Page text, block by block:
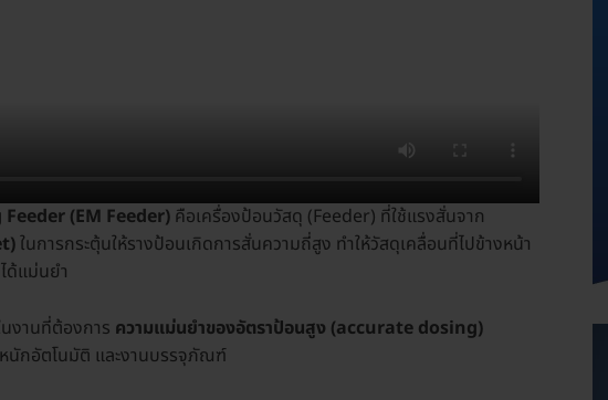
(EM Feeder) คือเครื่องป้อนวัสดุ (Feeder) ที่ใช้แรงสั่นจาก
ในการกระตุ้นให้รางป้อนเกิดการสั่นความถี่สูง ทำให้วัสดุเคลื่อนที่ไปข้างหน้า
ด้แม่นยำ
งานที่ต้องการ ความแม่นยำของอัตราป้อนสูง (accurate dosing)
หนักอัตโนมัติ และงานบรรจุภัณฑ์